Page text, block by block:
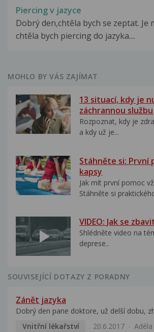
Piercing v jazyce
Dobrý den,chtěla bych se zeptat. Je
chtěla bych piercing do jazyka....
MOHLO BY VÁS ZAJÍMAT
13 situací, kdy je
záchrannou službu
Rozpoznat, kdy je
a kdy už je...
Stáhněte si: První
kapsy
Jak mít první pomoc
Stáhněte si
VIDEO: Jak se
Shlédněte video na
deprese..
SOUVISEJÍCÍ DOTAZY Z PORADNY
Zánět jazyka
Dobrý den pane doktore, už delší dobu,
Vnitřní lékařství
20.6.2017 Adéla